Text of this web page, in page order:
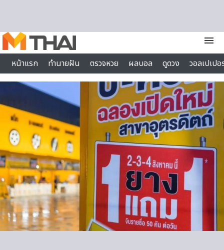
menu
หน้าแรก
ทำนายฝัน ตรวจหวย ผลบอล ดูดวง
วอลเปเป
ไลฟ์สไตล์